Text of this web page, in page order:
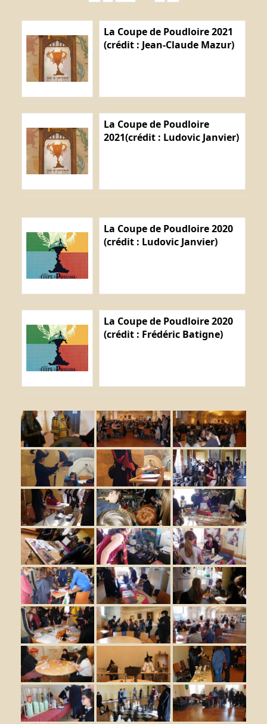
La Coupe de Poudloire 2021
(crédit : Jean-Claude Mazur)
La Coupe de Poudloire
2021(crédit : Ludovic Janvier)
La Coupe de Poudloire 2020
(crédit : Ludovic Janvier)
La Coupe de Poudloire 2020
(crédit : Frédéric Batigne)